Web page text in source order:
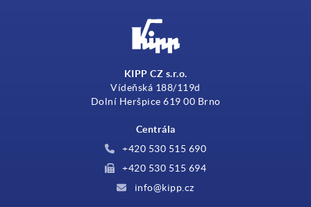
KIPP CZ s.r.o.
Vídeňská 188/119d
Dolní Heršpice 619 00 Brno
Centrála
+420 530 515 690
+420 530 515 694
info@kipp.cz